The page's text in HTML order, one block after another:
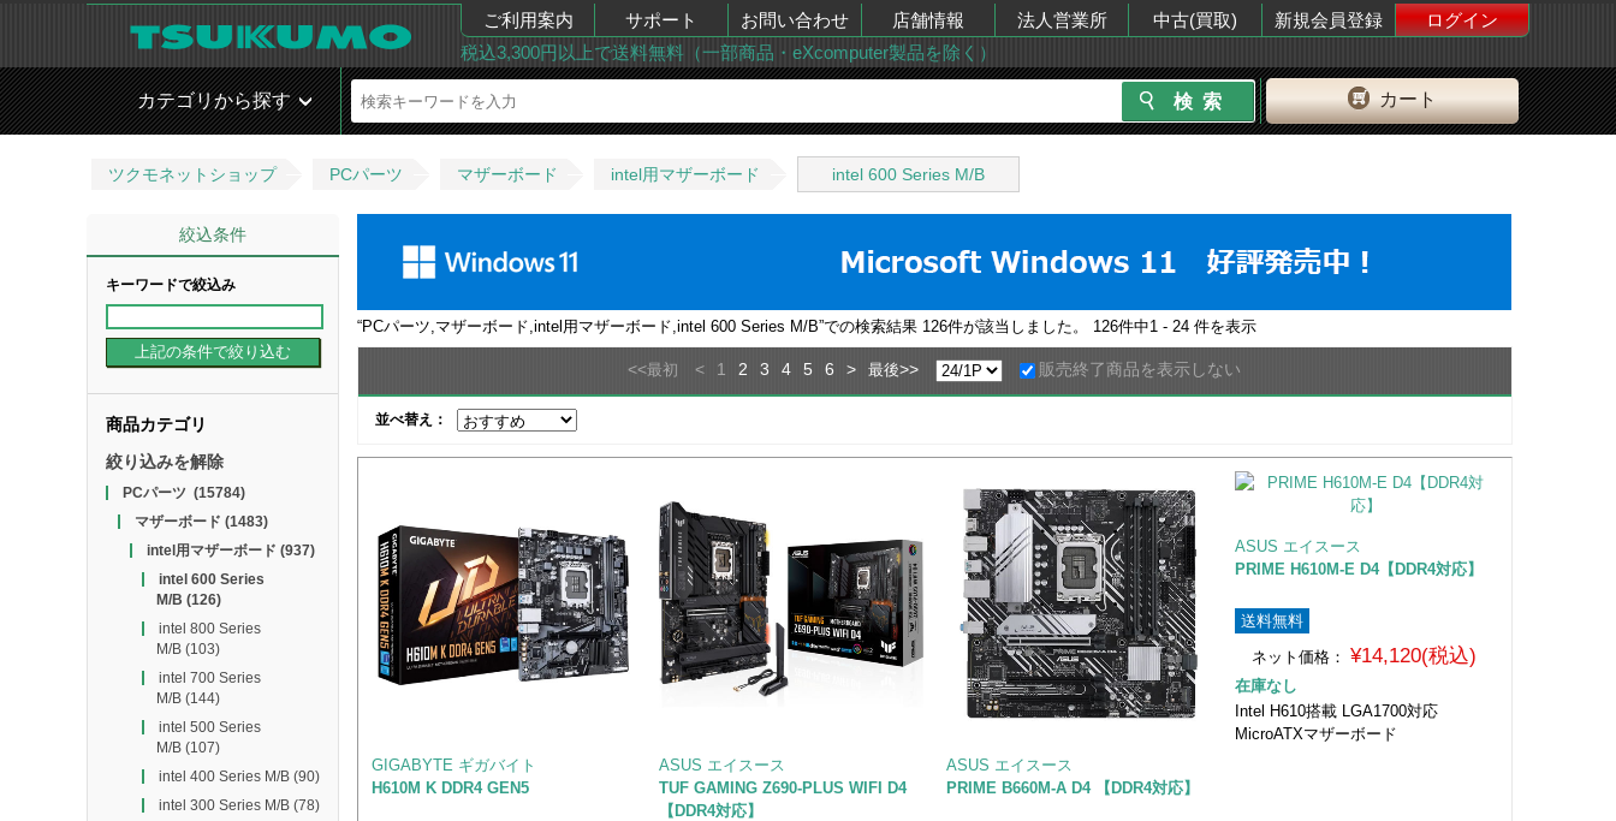
ご利用案内 サポート お問い合わせ 店舗情報 法人営業所 中古(買取) 新規会員登録
ログイン
税込3,300円以上で送料無料（一部商品・eXcomputer製品を除く）
カート
カテゴリから探す
ツクモネットショップ PCパーツ マザーボード intel用マザーボード intel 600 Series M/B
絞込条件
キーワードで絞込み
商品カテゴリ
絞り込みを解除
PCパーツ (15784)
マザーボード (1483)
intel用マザーボード (937)
intel 600 Series
M/B (126)
intel 800 Series
M/B(103)
intel 700 Series
M/B(144)
intel 500 Series
M/B(107)
intel 400 Series M/B(90)
intel 300 Series M/B(78)
“PCパーツ,マザーボード,intel用マザーボード,intel 600 Series M/B”での検索結果 126件が該当しました。 126件中1 - 24 件を表示
<<最初 < 1 2 3 4 5 6 > 最後>> 販売終了商品を表示しない
並べ替え：
GIGABYTE ギガバイト
H610M K DDR4 GEN5
ASUS エイスース
TUF GAMING Z690-PLUS WIFI D4
【DDR4対応】
ASUS エイスース
PRIME B660M-A D4 【DDR4対応】
ASUS エイスース
PRIME H610M-E D4【DDR4対応】
送料無料
ネット価格： ¥14,120(税込)
在庫なし
Intel H610搭載 LGA1700対応
MicroATXマザーボード